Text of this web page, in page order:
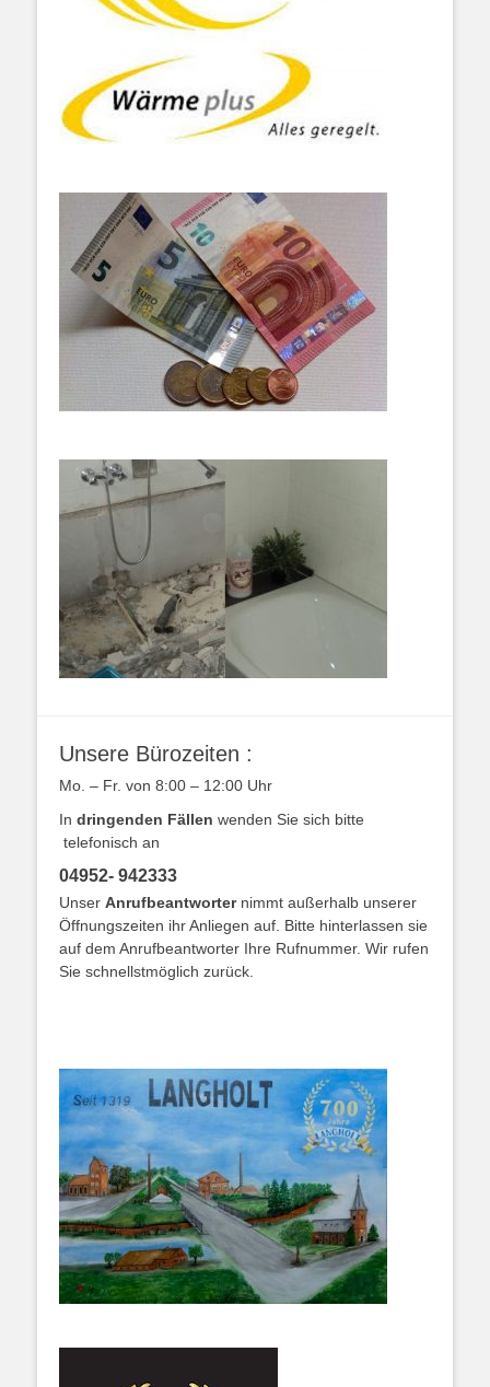
Unsere Bürozeiten :
Mo. – Fr. von 8:00 – 12:00 Uhr
In dringenden Fällen wenden Sie sich bitte
telefonisch an
04952- 942333
Unser Anrufbeantworternimmt außerhalb unserer
Öffnungszeiten ihr Anliegen auf. Bitte hinterlassen sie
auf dem Anrufbeantworter Ihre Rufnummer. Wir rufen
Sie schnellstmöglich zurück.